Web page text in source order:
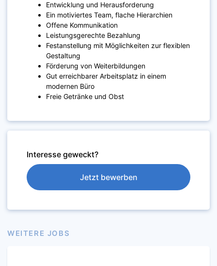
Entwicklung und Herausforderung
Ein motiviertes Team, flache Hierarchien
Offene Kommunikation
Leistungsgerechte Bezahlung
Festanstellung mit Möglichkeiten zur flexiblen
Gestaltung
Förderung von Weiterbildungen
Gut erreichbarer Arbeitsplatz in einem
modernen Büro
Freie Getränke und Obst
Interesse geweckt?
Jetzt bewerben
WEITERE JOBS